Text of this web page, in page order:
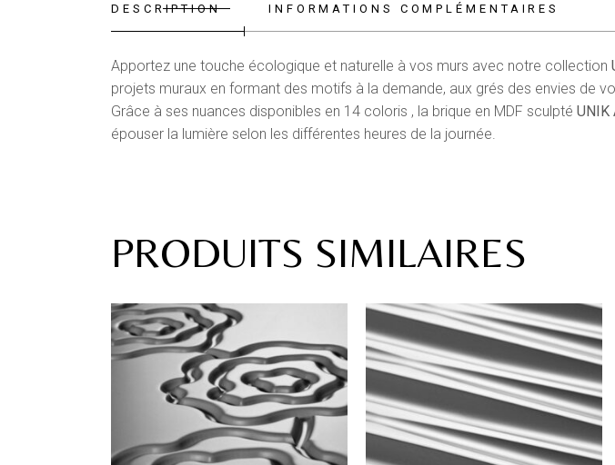
DESCRIPTION INFORMATIONS COMPLÉMENTAIRES
Apportez une touche écologique et naturelle à vos murs avec notre collection
projets muraux en formant des motifs à la demande, aux grés des envies de
Grâce à ses nuances disponibles en 14 coloris , la brique en MDF sculpté UNIK
épouser la lumière selon les différentes heures de la journée.
PRODUITS SIMILAIRES